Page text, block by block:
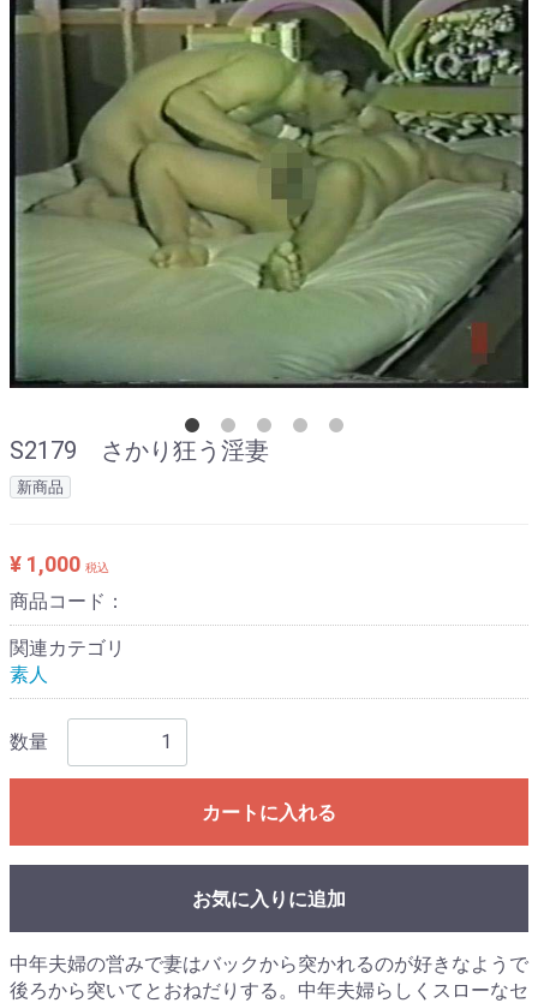
S2179 さかり狂う淫妻
新商品
¥ 1,000 税込
商品コード：
関連カテゴリ
素人
数量
カートに入れる
お気に入りに追加
中年夫婦の営みで妻はバックから突かれるのが好きなようで
後ろから突いてとおねだりする。中年夫婦らしくスローなセ